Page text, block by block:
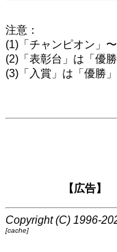
注意：
(1)「チャンピオン」
(2)「表彰台」は「優
(3)「入賞」は「優勝
【広告】
Copyright (C) 1996-
[cache]